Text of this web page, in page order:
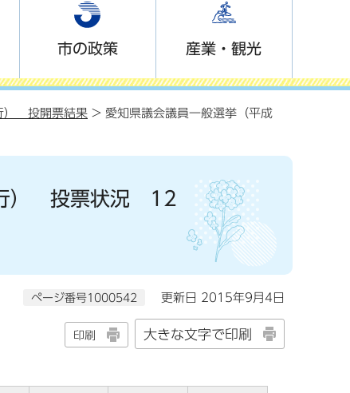
市の政策 産業・観光
） 投開票結果 > 愛知県議会議員一般選挙（平成
行） 投票状況 12
ページ番号1000542 更新日 2015年9月4日
印刷 大きな文字で印刷